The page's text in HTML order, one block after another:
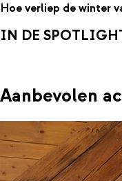
Hoe verliep de winter
IN DE
Aanbevolen